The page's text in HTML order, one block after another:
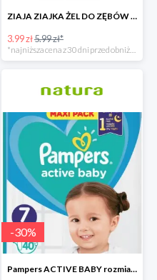
ZIAJA ZIAJKA ŻEL DO ZĘBÓW DLA DZIECI BEZ FLUORU OD 1 ZĄBKA
3.99 zł5.99 zł*
-30%
Pampers ACTIVE BABY rozmiar 7 - 17zł